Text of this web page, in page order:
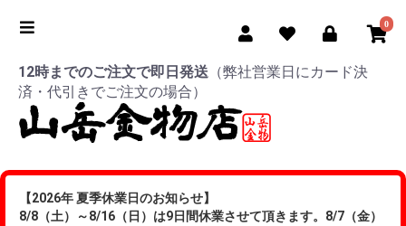
0
12時までのご注文で即日発送 （弊社営業日にカード決
済・代引きでご注文の場合）
【2026年 夏季休業日のお知らせ】
8/8（土）～8/16（日）は9日間休業させて頂きます。8/7（金）